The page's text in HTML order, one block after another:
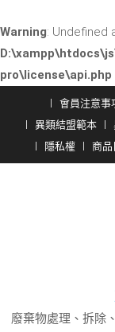
Warning: Undefined
pro\license\api.php
content
會員注意事
異類結盟範本
隱私權
商品
廢棄物處理、拆除